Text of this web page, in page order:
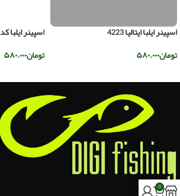
اسپینر ایلبا ایتالیا 4223
تومان۵۸۰.۰۰۰
اسپینر ایلبا کد 4226
تومان۵۸۰.۰۰۰
0